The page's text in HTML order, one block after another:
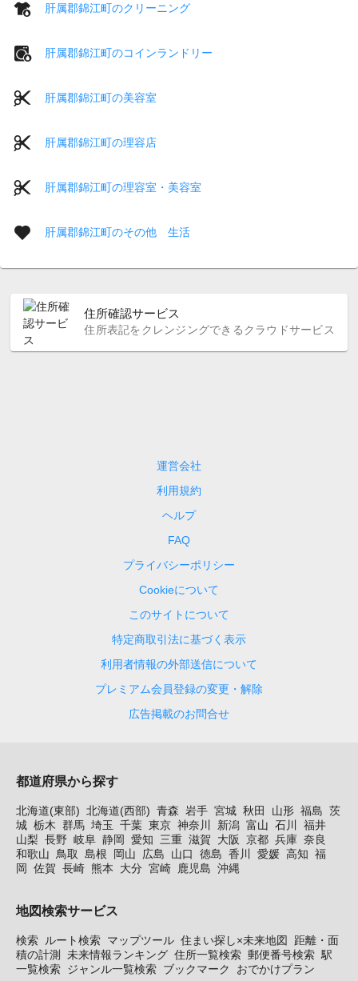
肝属郡錦江町のクリーニング
肝属郡錦江町のコインランドリー
肝属郡錦江町の美容室
肝属郡錦江町の理容店
肝属郡錦江町の理容室・美容室
肝属郡錦江町のその他 生活
住所確認サービス
住所表記をクレンジングできるクラウドサービス
運営会社
利用規約
ヘルプ
FAQ
プライバシーポリシー
Cookieについて
このサイトについて
特定商取引法に基づく表示
利用者情報の外部送信について
プレミアム会員登録の変更・解除
広告掲載のお問合せ
都道府県から探す
北海道(東部) 北海道(西部) 青森 岩手 宮城 秋田 山形 福島 茨
城 栃木 群馬 埼玉 千葉 東京 神奈川 新潟 富山 石川
福井
山梨 長野 岐阜 静岡 愛知 三重 滋賀 大阪 京都 兵庫 奈良
和歌山 鳥取 島根 岡山 広島 山口 徳島 香川 愛媛 高知 福
岡
佐賀 長崎 熊本 大分 宮崎 鹿児島 沖縄
地図検索サービス
検索 ルート検索 マップツール 住まい探し×未来地図
距離・面
積の計測
未来情報ランキング 住所一覧検索 郵便番号検索 駅
一覧検索 ジャンル一覧検索 ブックマーク おでかけプラン